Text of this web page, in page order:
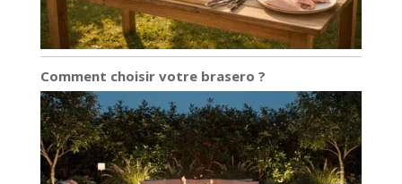
Comment choisir votre brasero ?